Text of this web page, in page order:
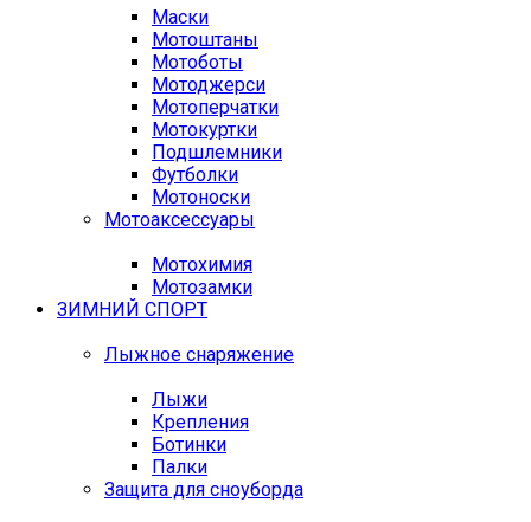
Маски
Мотоштаны
Мотоботы
Мотоджерси
Мотоперчатки
Мотокуртки
Подшлемники
Футболки
Мотоноски
Мотоаксессуары
Мотохимия
Мотозамки
ЗИМНИЙ СПОРТ
Лыжное снаряжение
Лыжи
Крепления
Ботинки
Палки
Защита для сноуборда